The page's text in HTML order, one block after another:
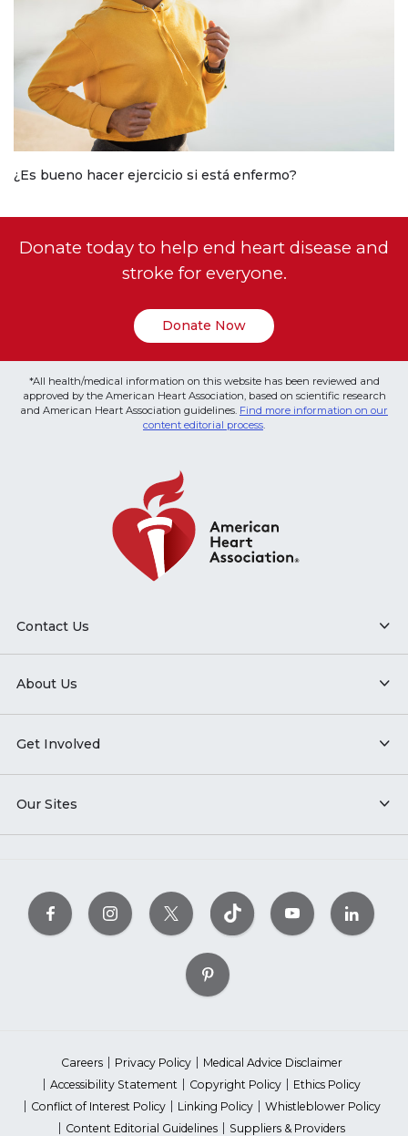
¿Es bueno hacer ejercicio si está enfermo?
Donate today to help end heart disease and
stroke for everyone.
Donate Now
*All health/medical information on this website has been reviewed and
approved by the American Heart Association, based on scientific research
and American Heart Association guidelines. Find more information on our
content editorial process
Contact Us
About Us
Get Involved
Our Sites
Careers Privacy Policy
Medical Advice Disclaimer
Accessibility Statement
Copyright Policy
Ethics Policy
Conflict of Interest Policy
Linking Policy
Whistleblower Policy
Content Editorial Guidelines
Suppliers & Providers